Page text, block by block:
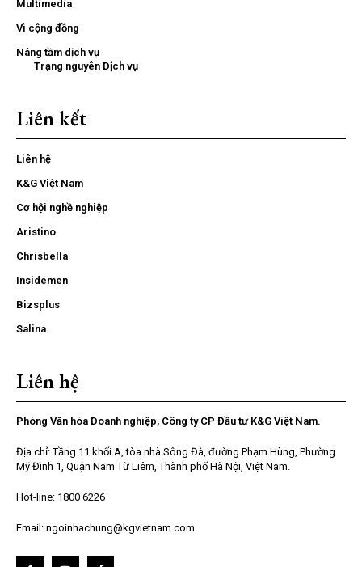
Multimedia
Vì cộng đồng
Nâng tầm dịch vụ
Trạng nguyên Dịch vụ
Liên kết
Liên hệ
K&G Việt Nam
Cơ hội nghề nghiệp
Aristino
Chrisbella
Insidemen
Bizsplus
Salina
Liên hệ
Phòng Văn hóa Doanh nghiệp, Công ty CP Đầu tư K&G Việt Nam.
Địa chỉ: Tầng 11 khối A, tòa nhà Sông Đà, đường Phạm Hùng, Phường
Mỹ Đình 1, Quận Nam Từ Liêm, Thành phố Hà Nội, Việt Nam.
Hot-line: 1800 6226
Email: ngoinhachung@kgvietnam.com